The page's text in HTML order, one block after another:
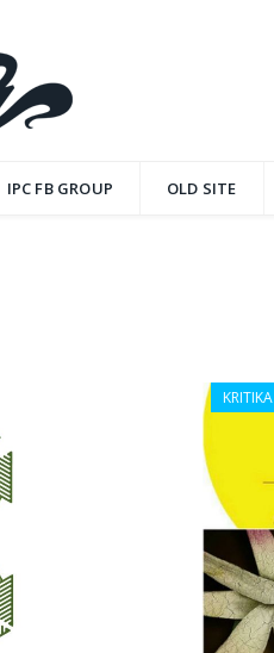
IPC FB GROUP OLD SITE
KRITIKA